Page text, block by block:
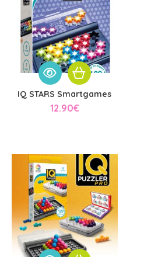
IQ STARS Smartgames
12.90€